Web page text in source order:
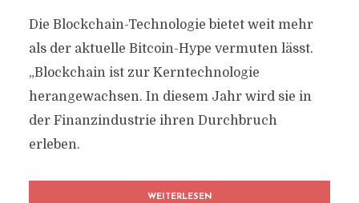
Die Blockchain-Technologie bietet weit mehr
als der aktuelle Bitcoin-Hype vermuten lässt.
„Blockchain ist zur Kerntechnologie
herangewachsen. In diesem Jahr wird sie in
der Finanzindustrie ihren Durchbruch
erleben.
WEITERLESEN